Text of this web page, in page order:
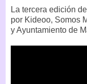
La tercera edición
por Kideoo, Somos
y Ayuntamiento de